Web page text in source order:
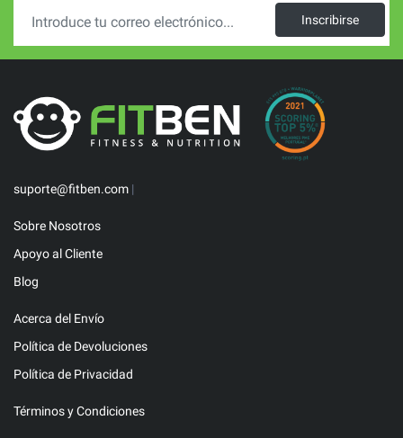
Inscribirse
suporte@fitben.com |
Sobre Nosotros
Apoyo al Cliente
Blog
Acerca del Envío
Política de Devoluciones
Política de Privacidad
Términos y Condiciones